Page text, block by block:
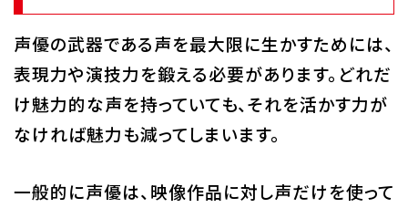
声優の武器である声を最大限に生かすためには、
表現力や演技力を鍛える必要があります。どれだ
け魅力的な声を持っていても、それを活かす力が
なければ魅力も減ってしまいます。
一般的に声優は、映像作品に対し声だけを使って